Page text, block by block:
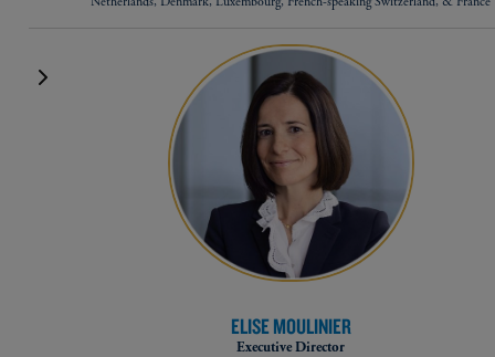
ELISE MOULINIER
Executive Director